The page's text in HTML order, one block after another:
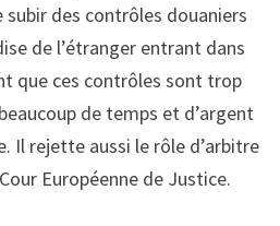
subir des contrôles douaniers
de l’étranger entrant dans
que ces contrôles sont trop
de temps et d’argent
Il rejette aussi le rôle d’arbitre
Européenne de Justice.